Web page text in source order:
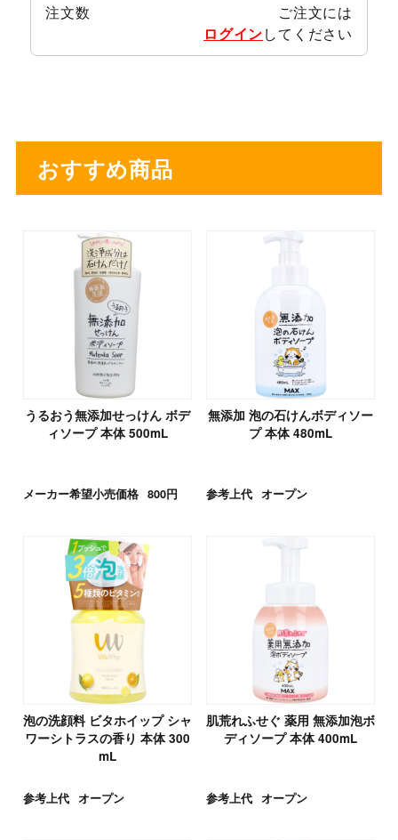
注文数
ご注文には
ログインしてください
おすすめ商品
うるおう無添加せっけん ボデ
ィソープ 本体 500mL
メーカー希望小売価格 800円
無添加 泡の石けんボディソー
プ 本体 480mL
参考上代 オープン
泡の洗顔料 ビタホイップ シャ
ワーシトラスの香り 本体 300
mL
参考上代 オープン
肌荒れふせぐ 薬用 無添加泡ボ
ディソープ 本体 400mL
参考上代 オープン